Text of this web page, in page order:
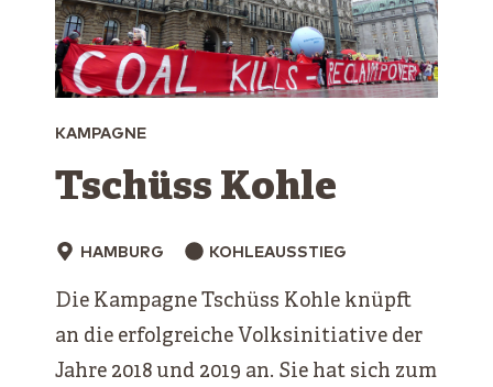
KAMPAGNE
Tschüss Kohle
HAMBURG KOHLEAUSSTIEG
Die Kampagne Tschüss Kohle knüpft
an die erfolgreiche Volksinitiative der
Jahre 2018 und 2019 an. Sie hat sich zum